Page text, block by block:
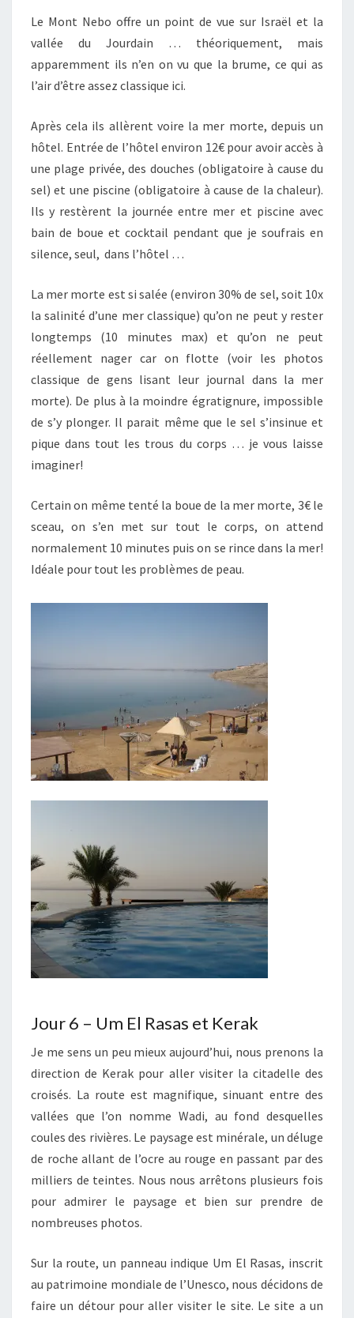
Le Mont Nebo offre un point de vue sur Israël et la
vallée du Jourdain … théoriquement, mais
apparemment ils n’en on vu que la brume, ce qui as
l’air d’être assez classique ici.
Après cela ils allèrent voire la mer morte, depuis un
hôtel. Entrée de l’hôtel environ 12€ pour avoir accès à
une plage privée, des douches (obligatoire à cause du
sel) et une piscine (obligatoire à cause de la chaleur).
Ils y restèrent la journée entre mer et piscine avec
bain de boue et cocktail pendant que je soufrais en
silence, seul, dans l’hôtel …
La mer morte est si salée (environ 30% de sel, soit 10x
la salinité d’une mer classique) qu’on ne peut y rester
longtemps (10 minutes max) et qu’on ne peut
réellement nager car on flotte (voir les photos
classique de gens lisant leur journal dans la mer
morte). De plus à la moindre égratignure, impossible
de s’y plonger. Il parait même que le sel s’insinue et
pique dans tout les trous du corps … je vous laisse
imaginer!
Certain on même tenté la boue de la mer morte, 3€ le
sceau, on s’en met sur tout le corps, on attend
normalement 10 minutes puis on se rince dans la mer!
Idéale pour tout les problèmes de peau.
Jour 6 – Um El Rasas et Kerak
Je me sens un peu mieux aujourd’hui, nous prenons la
direction de Kerak pour aller visiter la citadelle des
croisés. La route est magnifique, sinuant entre des
vallées que l’on nomme Wadi, au fond desquelles
coules des rivières. Le paysage est minérale, un déluge
de roche allant de l’ocre au rouge en passant par des
milliers de teintes. Nous nous arrêtons plusieurs fois
pour admirer le paysage et bien sur prendre de
nombreuses photos.
Sur la route, un panneau indique Um El Rasas, inscrit
au patrimoine mondiale de l’Unesco, nous décidons de
faire un détour pour aller visiter le site. Le site a un